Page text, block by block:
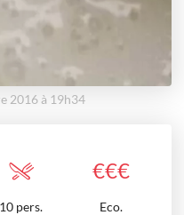
2016 à 19h34
€€€
10 pers. Eco.